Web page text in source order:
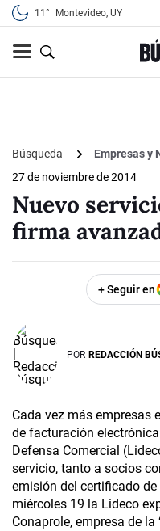
11° Montevideo, UY
Búsqueda
Empresas y
27 de noviembre de 2014
Nuevo
firma
+ Seguir en
POR REDACCIÓN
Cada vez más empresas
de facturación
Defensa Comercial
servicio, tanto a socios
emisión del certificado
miércoles 19 la Lideco
Conaprole, empresa de